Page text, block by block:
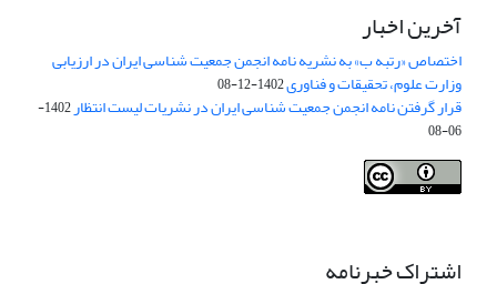
آخرین اخبار
اختصاص «رتبه ب» به نشریه نامه انجمن جمعیت شناسی ایران در ارزیابی
وزارت علوم، تحقیقات و فناوری1402-12-08
قرار گرفتن نامه انجمن جمعیت شناسی ایران در نشریات لیست انتظار
1402-
06-08
اشتراک خبرنامه